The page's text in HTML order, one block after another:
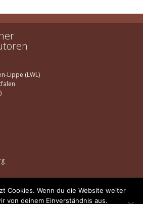
Lippe (LWL)
Cookies. Wenn du die Website weiter
von deinem Einverständnis aus.